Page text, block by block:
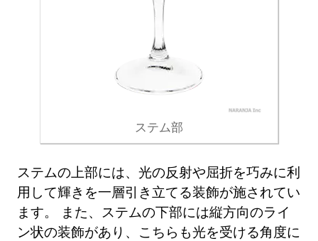
ステム部
ステムの上部には、光の反射や屈折を巧みに利
用して輝きを一層引き立てる装飾が施されてい
ます。 また、ステムの下部には縦方向のライ
ン状の装飾があり、こちらも光を受ける角度に